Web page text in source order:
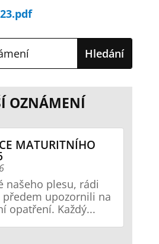
OZNÁMENÍ
MATURITNÍHO
našeho plesu, rádi
předem upozornili na
opatření. Každý...